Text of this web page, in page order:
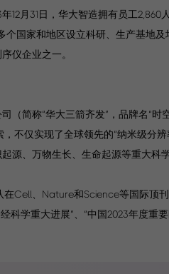
12月31日，华大智造拥有员工
个国家和地区设立科研、生产基地
仪企业之一。
（简称“华大三箭齐发”，品牌名“
不仅实现了全球领先的“纳米级分
源、万物生长、生命起源等重大科
Cell、Nature和Science等国际顶
科学重大进展”、“中国2023年度重要